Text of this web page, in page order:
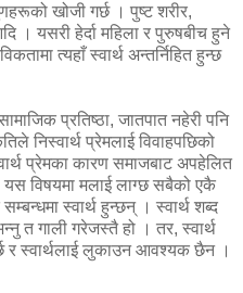
खोजी गर्छ । पुष्ट शरीर,
। यसरी हेर्दा महिला र पुरुषबीच हुने
त्यहाँ स्वार्थ अन्तर्निहित हुन्छ
प्रतिष्ठा, जातपात नहेरी पनि
निस्वार्थ प्रेमलाई विवाहपछिको
प्रेमका कारण समाजबाट अपहेलित
विषयमा मलाई लाग्छ सबैको एकै
स्वार्थ हुन्छन् । स्वार्थ शब्द
त गाली गरेजस्तै हो । तर, स्वार्थ
र स्वार्थलाई लुकाउन आवश्यक छैन ।